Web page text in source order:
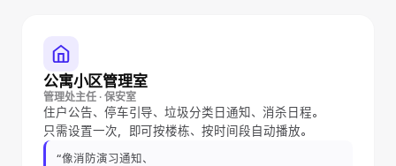
公寓小区管理室
管理处主任 · 保安室
住户公告、停车引导、垃圾分类日通知、消杀日程。
只需设置一次，即可按楼栋、按时间段自动播放。
“像消防演习通知、